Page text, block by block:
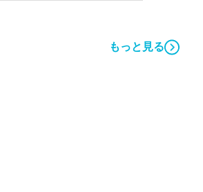
もっと見る